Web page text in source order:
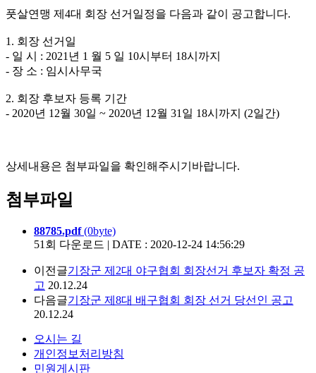
풋살연맹 제4대 회장 선거일정을 다음과 같이 공고합니다.
1. 회장 선거일
- 일 시 : 2021년 1 월 5 일 10시부터 18시까지
- 장 소 : 임시사무국
2. 회장 후보자 등록 기간
- 2020년 12월 30일 ~ 2020년 12월 31일 18시까지 (2일간)
상세내용은 첨부파일을 확인해주시기바랍니다.
첨부파일
88785.pdf(0byte)
51회 다운로드 | DATE : 2020-12-24 14:56:29
이전글기장군 제2대 야구협회 회장선거 후보자 확정 공
고 20.12.24
다음글기장군 제8대 배구협회 회장 선거 당선인 공고
20.12.24
오시는 길
개인정보처리방침
민원게시판